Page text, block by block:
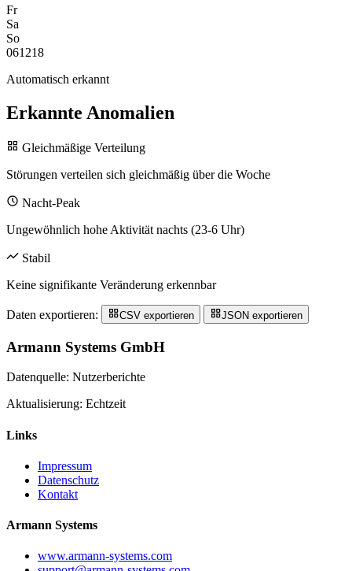
Fr
Sa
So
061218
Automatisch erkannt
Erkannte Anomalien
Gleichmäßige Verteilung
Störungen verteilen sich gleichmäßig über die Woche
Nacht-Peak
Ungewöhnlich hohe Aktivität nachts (23-6 Uhr)
Stabil
Keine signifikante Veränderung erkennbar
Daten exportieren: CSV exportieren JSON exportieren
Armann Systems GmbH
Datenquelle: Nutzerberichte
Aktualisierung: Echtzeit
Links
Impressum
Datenschutz
Kontakt
Armann Systems
www.armann-systems.com